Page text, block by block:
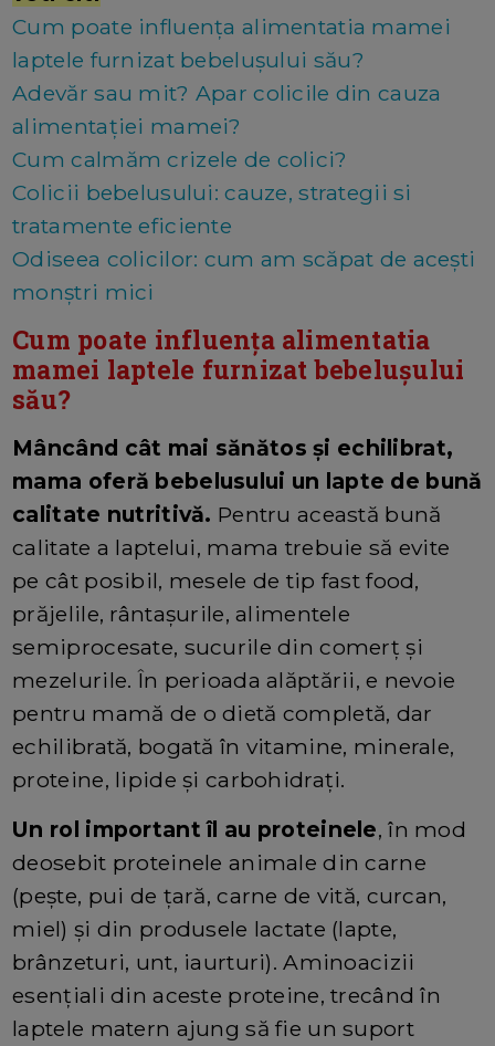
Cum poate influența alimentatia mamei
laptele furnizat bebelușului său?
Adevăr sau mit? Apar colicile din cauza
alimentaţiei mamei?
Cum calmăm crizele de colici?
Colicii bebelusului: cauze, strategii si
tratamente eficiente
Odiseea colicilor: cum am scăpat de acești
monștri mici
Cum poate influența alimentatia
mamei laptele furnizat bebelușului
său?
Mâncând cât mai sănătos și echilibrat,
mama oferă bebelusului un lapte de bună
calitate nutritivă. Pentru această bună
calitate a laptelui, mama trebuie să evite
pe cât posibil, mesele de tip fast food,
prăjelile, rântașurile, alimentele
semiprocesate, sucurile din comerț și
mezelurile. În perioada alăptării, e nevoie
pentru mamă de o dietă completă, dar
echilibrată, bogată în vitamine, minerale,
proteine, lipide și carbohidrați.
Un rol important îl au proteinele, în mod
deosebit proteinele animale din carne
(peşte, pui de ţară, carne de vită, curcan,
miel) și din produsele lactate (lapte,
brânzeturi, unt, iaurturi). Aminoacizii
esenţiali din aceste proteine, trecând în
laptele matern ajung să fie un suport